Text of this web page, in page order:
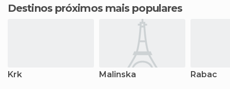
Destinos próximos mais populares
Krk Malinska Rabac